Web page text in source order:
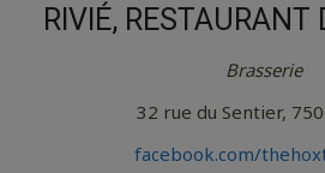
RIVIÉ, RESTAURANT
Brasserie
32 rue du Sentier,
facebook.com/